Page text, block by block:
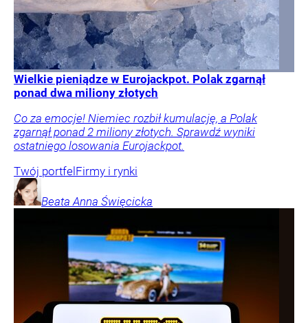
Wielkie pieniądze w Eurojackpot. Polak zgarnął
ponad dwa miliony złotych
Co za emocje! Niemiec rozbił kumulację, a Polak
zgarnął ponad 2 miliony złotych. Sprawdź wyniki
ostatniego losowania Eurojackpot.
Twój portfelFirmy i rynki
Beata Anna Święcicka